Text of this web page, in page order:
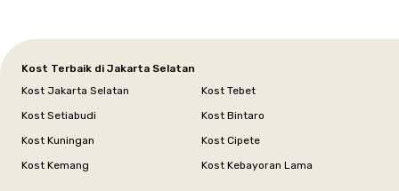
Kost Terbaik di Jakarta Selatan
Kost Jakarta Selatan
Kost Tebet
Kost Setiabudi
Kost Bintaro
Kost Kuningan
Kost Cipete
Kost Kemang
Kost Kebayoran Lama